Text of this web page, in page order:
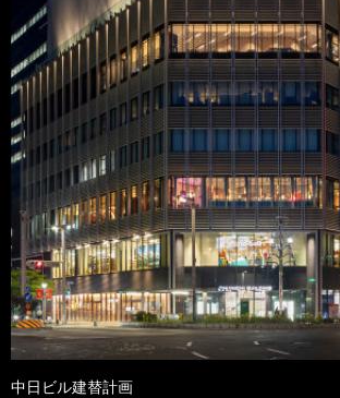
中日ビル建替計画